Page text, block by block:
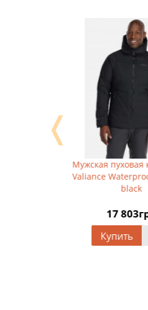
Мужская пуховая
Valiance
black
17
Купить
❬